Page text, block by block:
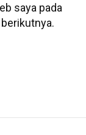
saya pada